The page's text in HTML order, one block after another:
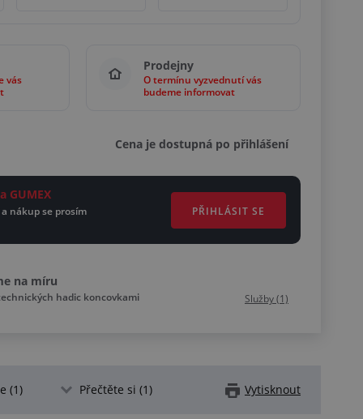
vás
Prodejny
O termínu vyzvednutí vás
budeme informovat
Cena je dostupná po přihlášení
GUMEX
nákup se prosím
PŘIHLÁSIT SE
na míru
hadic koncovkami Služby (1)
(1) Přečtěte si (1) Vytisknout